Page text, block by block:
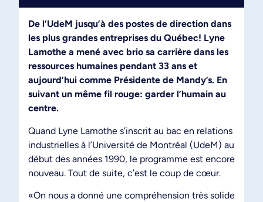
De l’UdeM jusqu’à des postes de direction dans
les plus grandes entreprises du Québec! Lyne
Lamothe a mené avec brio sa carrière dans les
ressources humaines pendant 33 ans et
aujourd’hui comme Présidente de Mandy’s. En
suivant un même fil rouge: garder l’humain au
centre.
Quand Lyne Lamothe s’inscrit au bac en relations
industrielles à l’Université de Montréal (UdeM) au
début des années 1990, le programme est encore
nouveau. Tout de suite, c’est le coup de cœur.
«On nous a donné une compréhension très solide